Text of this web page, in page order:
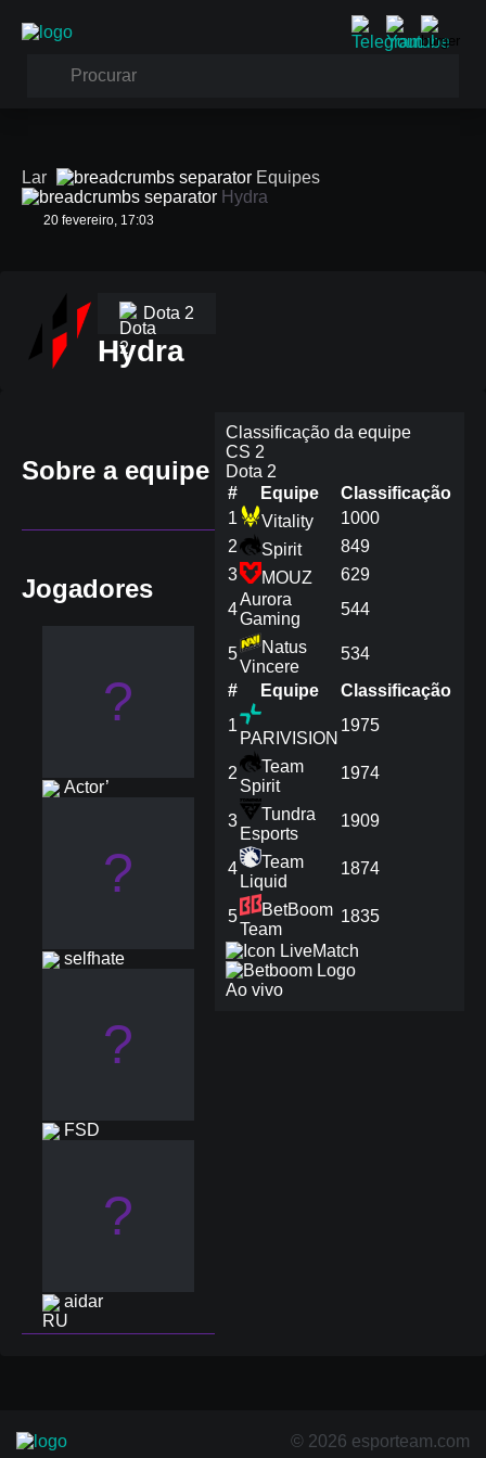
Lar
Equipes
Hydra
20 fevereiro, 17:03
Dota 2
Hydra
Sobre a equipe
Jogadores
?
Actor’
?
selfhate
?
FSD
?
aidar
Classificação da equipe
CS 2
Dota 2
#
Equipe
Сlassificação
1
Vitality
1000
2
Spirit
849
3
MOUZ
629
4
Aurora
Gaming
544
5
Natus
Vincere
534
#
Equipe
Сlassificação
1
PARIVISION
1975
2
Team
Spirit
1974
3
Tundra
Esports
1909
4
Team
Liquid
1874
5
BetBoom
Team
1835
Match
Ao vivo
© 2026 esporteam.com